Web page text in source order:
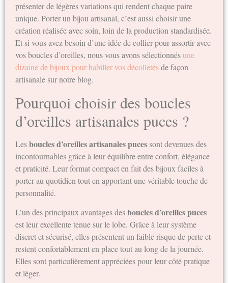
présenter de légères variations qui rendent chaque paire
unique. Porter un bijou artisanal, c’est aussi choisir une
création réalisée avec soin, loin de la production standardisée.
Et si vous avez besoin d’une idée de collier pour assortir avec
vos boucles d’oreilles, nous vous avons sélectionnésune
dizaine de bijoux pour habiller vos décolletésde façon
artisanale sur notre blog.
Pourquoi choisir des boucles
d’oreilles artisanales puces ?
Lesboucles d’oreilles artisanales puces sont devenues des
incontournables grâce à leur équilibre entre confort, élégance
et praticité. Leur format compact en fait des bijoux faciles à
porter au quotidien tout en apportant une véritable touche de
personnalité.
L’un des principaux avantages desboucles d’oreilles puces
est leur excellente tenue sur le lobe. Grâce à leur système
discret et sécurisé, elles présentent un faible risque de perte et
restent confortablement en place tout au long de la journée.
Elles sont particulièrement appréciées pour leur côté pratique
et léger.